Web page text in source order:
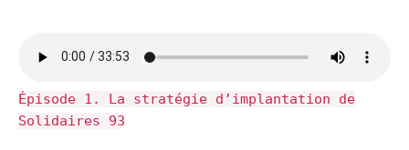
Épisode 1. La stratégie d’implantation de
Solidaires 93